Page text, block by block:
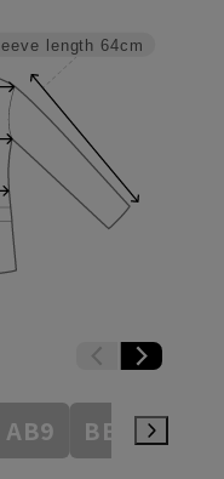
length 64cm
AB9 BE3